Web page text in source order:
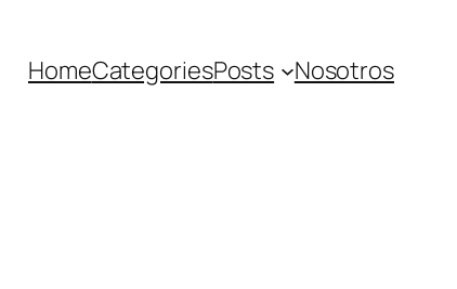
HomeCategoriesPosts Nosotros